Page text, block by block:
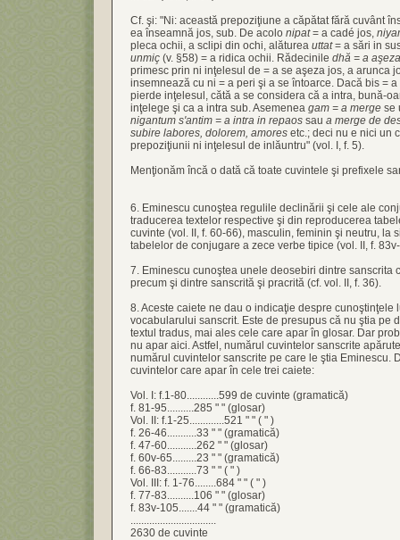
Cf. şi: "Ni: această prepoziţiune a căpătat fără cuvânt
ea înseamnă jos, sub. De acolo nipat= a cadé jos,
pleca ochii, a sclipi din ochi, alăturea uttat= a sări in
unmiç (v. §58) = a ridica ochii. Rădecinile dhă = a aşeza
primesc prin ni inţelesul de = a se aşeza jos, a arunca
insemnează cu ni = a peri şi a se întoarce. Dacă bis =
pierde inţelesul, cătă a se considera că a intra, bună-
inţelege şi ca a intra sub. Asemenea gam = a merge se
nigantum s'antim = a intra in repaos sau a merge de
subire labores, dolorem, amores etc.; deci nu e nici un
prepoziţiunii ni inţelesul de inlăuntru" (vol. I, f. 5).
Menţionăm încă o dată că toate cuvintele şi prefixele
6. Eminescu cunoştea regulile declinării şi cele ale
traducerea textelor respective şi din reproducerea
cuvinte (vol. II, f. 60-66), masculin, feminin şi neutru, la
tabelelor de conjugare a zece verbe tipice (vol. II, f.
7. Eminescu cunoştea unele deosebiri dintre sanscrita
precum şi dintre sanscrită şi pracrită (cf. vol. II, f. 36).
8. Aceste caiete ne dau o indicaţie despre cunoştinţele
vocabularului sanscrit. Este de presupus că nu ştia pe
textul tradus, mai ales cele care apar în glosar. Dar
nu apar aici. Astfel, numărul cuvintelor sanscrite
numărul cuvintelor sanscrite pe care le ştia Eminescu.
cuvintelor care apar în cele trei caiete:
Vol. I: f.1-80............599 de cuvinte (gramatică)
f. 81-95..........285 " " (glosar)
Vol. II: f.1-25.............521 " " ( " )
f. 26-46...........33 " " (gramatică)
f. 47-60...........262 " " (glosar)
f. 60v-65.........23 " " (gramatică)
f. 66-83...........73 " " ( " )
Vol. III: f. 1-76........684 " " ( " )
f. 77-83..........106 " " (glosar)
f. 83v-105.......44 " " (gramatică)
................................
2630 de cuvinte